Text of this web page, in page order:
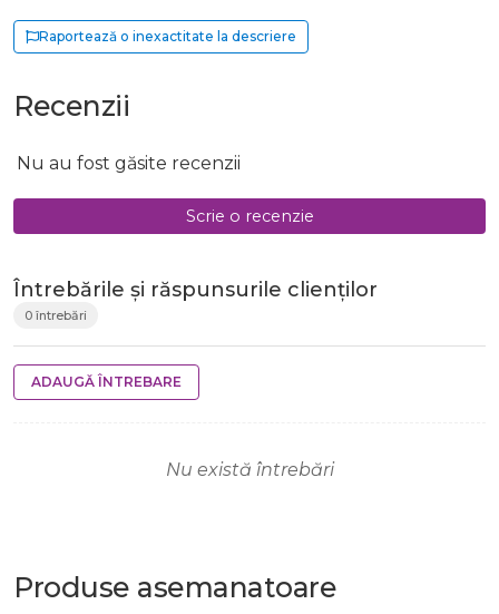
Raportează o inexactitate la descriere
Recenzii
Nu au fost găsite recenzii
Scrie o recenzie
Întrebările și răspunsurile clienților
0 întrebări
ADAUGĂ ÎNTREBARE
Nu există întrebări
Produse asemanatoare